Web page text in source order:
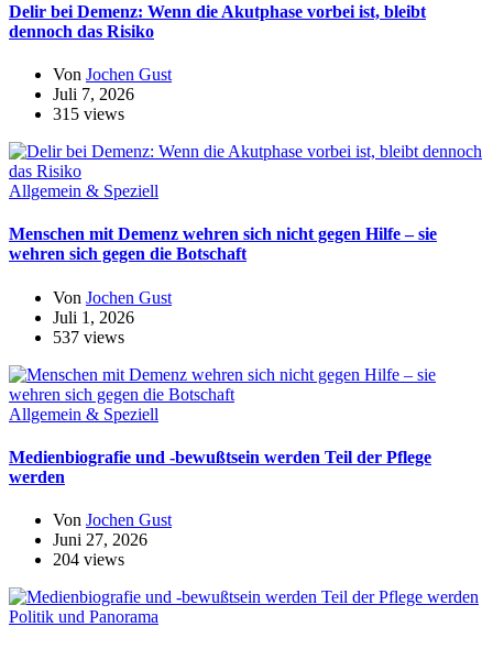
Delir bei Demenz: Wenn die Akutphase vorbei ist, bleibt
dennoch das Risiko
Von Jochen Gust
Juli 7, 2026
315 views
Allgemein & Speziell
Menschen mit Demenz wehren sich nicht gegen Hilfe – sie
wehren sich gegen die Botschaft
Von Jochen Gust
Juli 1, 2026
537 views
Allgemein & Speziell
Medienbiografie und -bewußtsein werden Teil der Pflege
werden
Von Jochen Gust
Juni 27, 2026
204 views
Politik und Panorama